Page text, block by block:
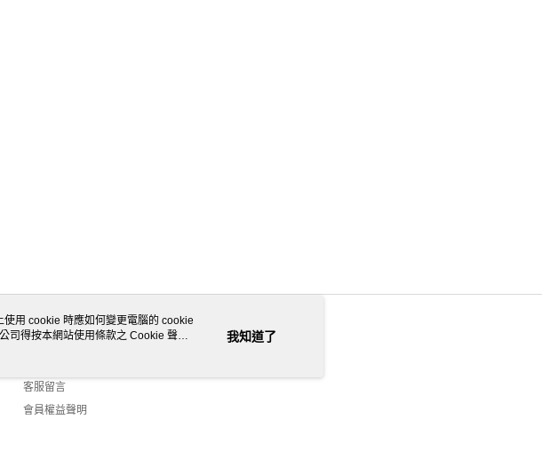
客服資訊
客服留言
會員權益聲明
用 cookie 時應如何變更電腦的 cookie
司得按本網站使用條款之 Cookie 聲明
我知道了